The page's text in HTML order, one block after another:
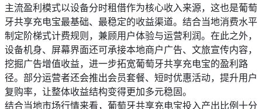
主流盈利模式以设备分时租借作为核心收入来源，这也是葡萄
牙共享充电宝最基础、最稳定的收益渠道。结合当地消费水平
制定阶梯式计费规则，兼顾用户体验与运营利润。在此之外，
设备机身、屏幕界面还可承接本地商户广告、文旅宣传内容，
挖掘广告增值收益，进一步拓宽葡萄牙共享充电宝的盈利路
径。部分运营者还会推出会员套餐、短时优惠活动，提升用户
复购率，让整体收益结构变得更加多元稳固。
结合当地市场行情来看，葡萄牙共享充电宝投入产出比例十分